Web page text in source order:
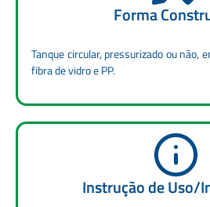
Forma
Tanque circular, pressurizado ou não,
fibra de vidro e PP.
Instrução de Uso/